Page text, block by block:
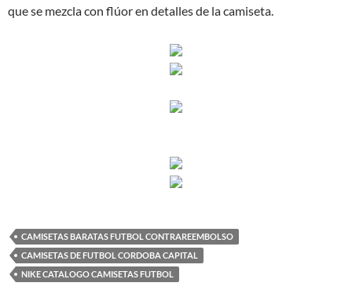
que se mezcla con flúor en detalles de la camiseta.
CAMISETAS BARATAS FUTBOL CONTRAREEMBOLSO
CAMISETAS DE FUTBOL CORDOBA CAPITAL
NIKE CATALOGO CAMISETAS FUTBOL